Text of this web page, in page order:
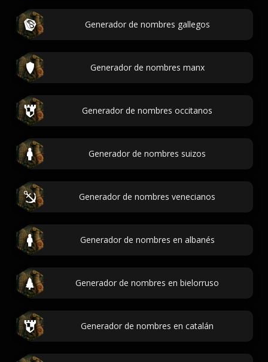
Generador de nombres gallegos
Generador de nombres manx
Generador de nombres occitanos
Generador de nombres suizos
Generador de nombres venecianos
Generador de nombres en albanés
Generador de nombres en bielorruso
Generador de nombres en catalán